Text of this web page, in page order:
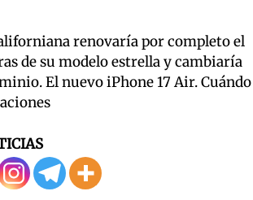
renovaría por completo el
de su modelo estrella y cambiaría
El nuevo iPhone 17 Air. Cuándo